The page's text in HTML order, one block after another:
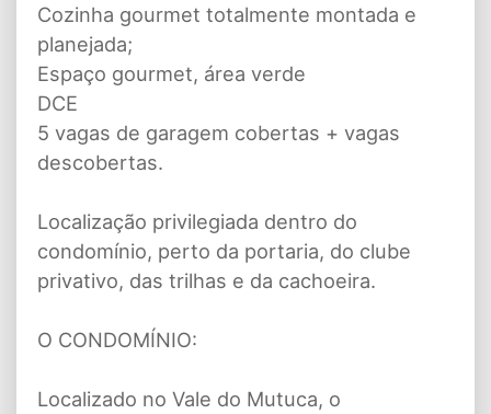
Cozinha gourmet totalmente montada e
planejada;
Espaço gourmet, área verde
DCE
5 vagas de garagem cobertas + vagas
descobertas.
Localização privilegiada dentro do
condomínio, perto da portaria, do clube
privativo, das trilhas e da cachoeira.
O CONDOMÍNIO:
Localizado no Vale do Mutuca, o